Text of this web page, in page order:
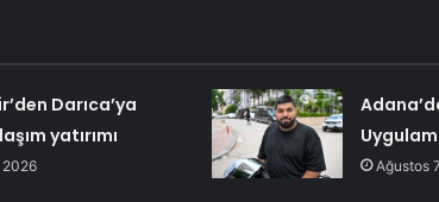
Darıca’ya
yatırımı
2026 Ağustos